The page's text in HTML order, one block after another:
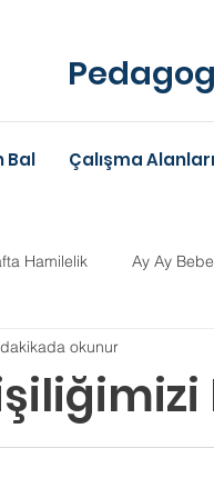
Bal Çalışma Alanları
Hamilelik Ay Ay
Baba Eğitimi
okunur